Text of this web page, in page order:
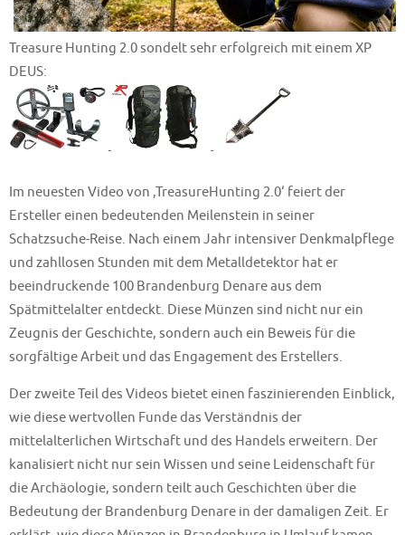
Treasure Hunting 2.0 sondelt sehr erfolgreich mit einem XP
DEUS:
Im neuesten Video von ‚TreasureHunting 2.0‘ feiert der
Ersteller einen bedeutenden Meilenstein in seiner
Schatzsuche-Reise. Nach einem Jahr intensiver Denkmalpflege
und zahllosen Stunden mit dem Metalldetektor hat er
beeindruckende 100 Brandenburg Denare aus dem
Spätmittelalter entdeckt. Diese Münzen sind nicht nur ein
Zeugnis der Geschichte, sondern auch ein Beweis für die
sorgfältige Arbeit und das Engagement des Erstellers.
Der zweite Teil des Videos bietet einen faszinierenden Einblick,
wie diese wertvollen Funde das Verständnis der
mittelalterlichen Wirtschaft und des Handels erweitern. Der
kanalisiert nicht nur sein Wissen und seine Leidenschaft für
die Archäologie, sondern teilt auch Geschichten über die
Bedeutung der Brandenburg Denare in der damaligen Zeit. Er